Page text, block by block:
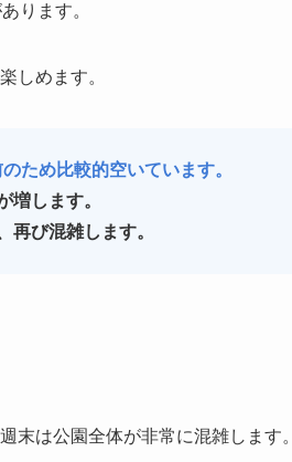
ります。
しめます。
ため比較的空いています。
増します。
再び混雑します。
末は公園全体が非常に混雑します。